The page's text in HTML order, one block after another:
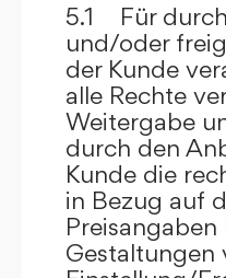
5.1 Für durch
und/oder
der Kunde
alle Rechte
Weitergabe
durch den
Kunde die
in Bezug auf
Gestaltungen